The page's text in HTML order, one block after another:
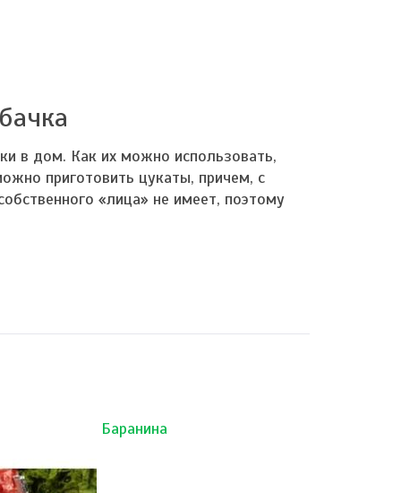
в дом. Как их можно использовать,
приготовить цукаты, причем, с
«лица» не имеет, поэтому
Баранина